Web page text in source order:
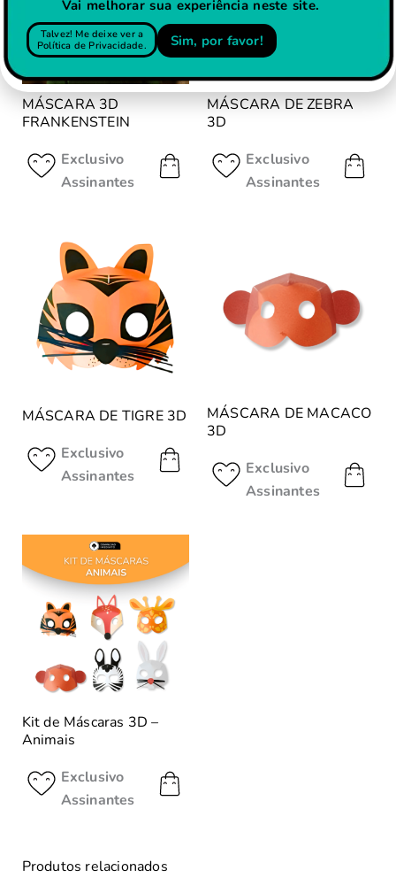
MÁSCARA 3D
FRANKENSTEIN
Exclusivo
Assinantes
MÁSCARA DE ZEBRA
3D
Exclusivo
Assinantes
MÁSCARA DE TIGRE 3D
Exclusivo
Assinantes
MÁSCARA DE MACACO
3D
Exclusivo
Assinantes
Kit de Máscaras 3D –
Animais
Exclusivo
Assinantes
Produtos relacionados
Vai melhorar sua experiência neste site.
Talvez! Me deixe ver a
Política de Privacidade.
Sim, por favor!